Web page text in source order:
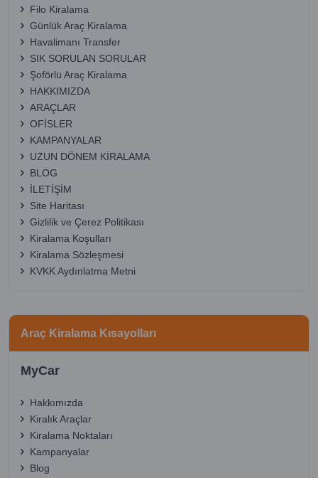
Filo Kiralama
Günlük Araç Kiralama
Havalimanı Transfer
SIK SORULAN SORULAR
Şoförlü Araç Kiralama
HAKKIMIZDA
ARAÇLAR
OFİSLER
KAMPANYALAR
UZUN DÖNEM KİRALAMA
BLOG
İLETİŞİM
Site Haritası
Gizlilik ve Çerez Politikası
Kiralama Koşulları
Kiralama Sözleşmesi
KVKK Aydınlatma Metni
Araç Kiralama Kısayolları
MyCar
Hakkımızda
Kiralık Araçlar
Kiralama Noktaları
Kampanyalar
Blog